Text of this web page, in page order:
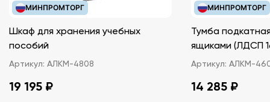
МИНПРОМТОРГ
Шкаф для хранения учебных
пособий
Артикул: АЛКМ-4808
19 195 ₽
МИНПРОМТОРГ
Тумба
ящиками
Артикул: АЛКМ-
14 285 ₽